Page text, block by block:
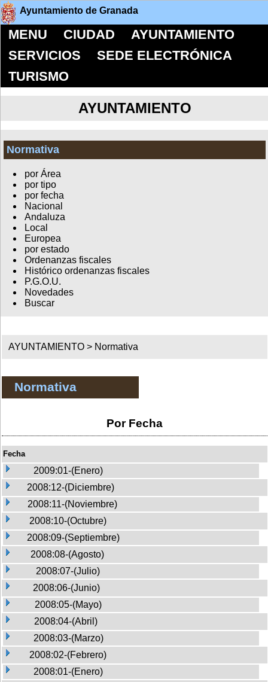
Ayuntamiento de Granada
MENU CIUDAD
AYUNTAMIENTO
SERVICIOS
SEDE ELECTRÓNICA
TURISMO
AYUNTAMIENTO
Normativa
por Área
por tipo
por fecha
Nacional
Andaluza
Local
Europea
por estado
Ordenanzas fiscales
Histórico ordenanzas fiscales
P.G.O.U.
Novedades
Buscar
AYUNTAMIENTO > Normativa
Normativa
Por Fecha
Fecha
2009:01-(Enero)
2008:12-(Diciembre)
2008:11-(Noviembre)
2008:10-(Octubre)
2008:09-(Septiembre)
2008:08-(Agosto)
2008:07-(Julio)
2008:06-(Junio)
2008:05-(Mayo)
2008:04-(Abril)
2008:03-(Marzo)
2008:02-(Febrero)
2008:01-(Enero)